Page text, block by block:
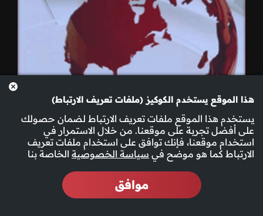
هذا الموقع يستخدم الكوكيز (ملفات تعريف الارتباط)
يستخدم هذا الموقع ملفات تعريف الارتباط لضمان حصولك
على أفضل تجربة على موقعنا. من خلال الاستمرار في
استخدام موقعنا، فإنك توافق على استخدام ملفات تعريف
الارتباط كما هو موضح في سياسة الخصوصية الخاصة بنا
موافق